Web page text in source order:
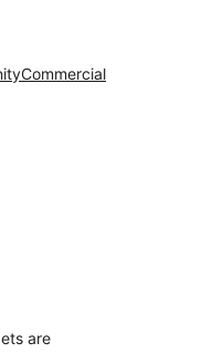
Commercial
are